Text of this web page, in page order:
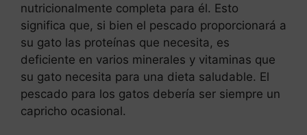
nutricionalmente completa para él. Esto
significa que, si bien el pescado proporcionará a
su gato las proteínas que necesita, es
deficiente en varios minerales y vitaminas que
su gato necesita para una dieta saludable. El
pescado para los gatos debería ser siempre un
capricho ocasional.